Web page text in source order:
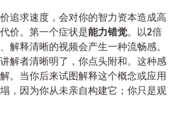
追求速度，会对你的智力资本造成高
价。第一个症状是能力错觉。以2倍
解释清晰的视频会产生一种流畅感。
解者清晰明了，你点头附和。这种感
。当你后来试图解释这个概念或应用
，因为你从未亲自构建它；你只是观